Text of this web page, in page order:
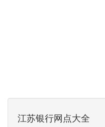
江苏银行网点大全